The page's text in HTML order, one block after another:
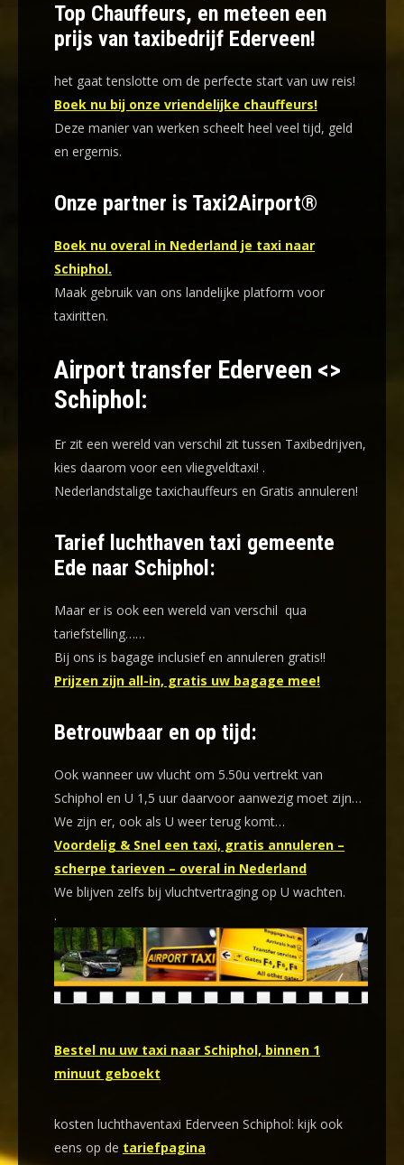
Top Chauffeurs, en meteen een
prijs van taxibedrijf Ederveen!
het gaat tenslotte om de perfecte start van uw reis!
Boek nu bij onze vriendelijke chauffeurs!
Deze manier van werken scheelt heel veel tijd, geld
en ergernis.
Onze partner is Taxi2Airport®
Boek nu overal in Nederland je taxi naar
Schiphol.
Maak gebruik van ons landelijke platform voor
taxiritten.
Airport transfer Ederveen <>
Schiphol:
Er zit een wereld van verschil zit tussen Taxibedrijven,
kies daarom voor een vliegveldtaxi! .
Nederlandstalige taxichauffeurs en Gratis annuleren!
Tarief luchthaven taxi gemeente
Ede naar Schiphol:
Maar er is ook een wereld van verschil qua
tariefstelling……
Bij ons is bagage inclusief en annuleren gratis!!
Prijzen zijn all-in, gratis uw bagage mee!
Betrouwbaar en op tijd:
Ook wanneer uw vlucht om 5.50u vertrekt van
Schiphol en U 1,5 uur daarvoor aanwezig moet zijn…
We zijn er, ook als U weer terug komt…
Voordelig & Snel een taxi, gratis annuleren –
scherpe tarieven – overal in Nederland
We blijven zelfs bij vluchtvertraging op U wachten.
.
Bestel nu uw taxi naar Schiphol, binnen 1
minuut geboekt
kosten luchthaventaxi Ederveen Schiphol: kijk ook
eens op de tariefpagina